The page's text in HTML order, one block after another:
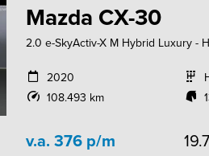
Mazda CX-30
2.0 e-SkyActiv-X M Hybrid Luxury -
2020
108.493 km
v.a. 376 p/m